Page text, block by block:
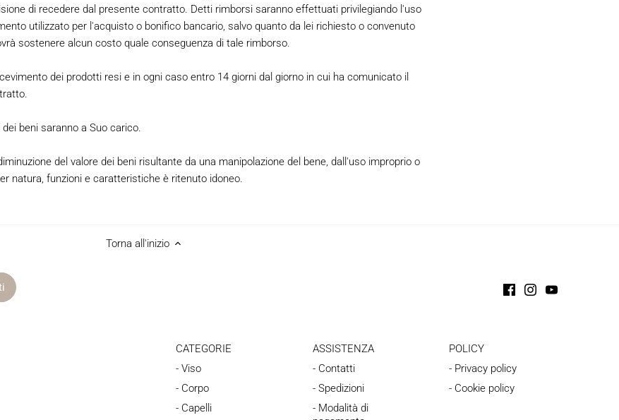
di recedere dal presente contratto. Detti rimborsi saranno effettuati privilegiando l'uso
utilizzato per l'acquisto o bonifico bancario, salvo quanto da lei richiesto o convenuto
sostenere alcun costo quale conseguenza di tale rimborso.
dei prodotti resi e in ogni caso entro 14 giorni dal giorno in cui ha comunicato il
beni saranno a Suo carico.
del valore dei beni risultante da una manipolazione del bene, dall'uso improprio o
natura, funzioni e caratteristiche è ritenuto idoneo.
Torna all'inizio
CATEGORIE
- Viso
- Corpo
- Capelli
ASSISTENZA
- Contatti
- Spedizioni
- Modalità di
POLICY
- Privacy policy
- Cookie policy